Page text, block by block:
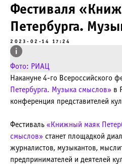
Фестиваля
Петербурга.
2023-02-14 17:24
Фото: РИАЦ
Накануне 4-го Всероссийского
Петербурга. Музыка смыслов» в
конференция представителей
Фестиваль «Книжный маяк
смыслов» станет площадкой
журналистов, музыкантов,
предпринимателей и деятелей